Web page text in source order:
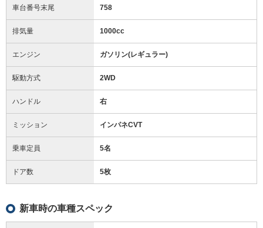
車台番号末尾 758
排気量 1000cc
エンジン ガソリン(レギュラー)
駆動方式 2WD
ハンドル 右
ミッション インパネCVT
乗車定員 5名
ドア数 5枚
新車時の車種スペック